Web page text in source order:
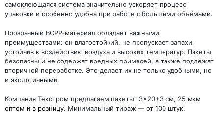
самоклеющаяся система значительно ускоряет процесс
упаковки и особенно удобна при работе с большими объёмами.
Прозрачный BOPP‑материал обладает важными
преимуществами: он влагостойкий, не пропускает запахи,
устойчив к воздействию воздуха и высоких температур. Пакеты
безопасны и не содержат вредных примесей, а также подлежат
вторичной переработке. Это делает их не только удобными, но
и экологичными.
Компания Текспром предлагаем пакеты 13×20+3 см, 25 мкм
оптом и в розницу. Минимальный тираж — от 100 штук.